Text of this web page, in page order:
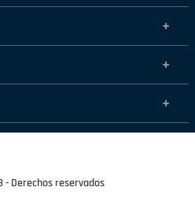
+
+
+
- Derechos reservados